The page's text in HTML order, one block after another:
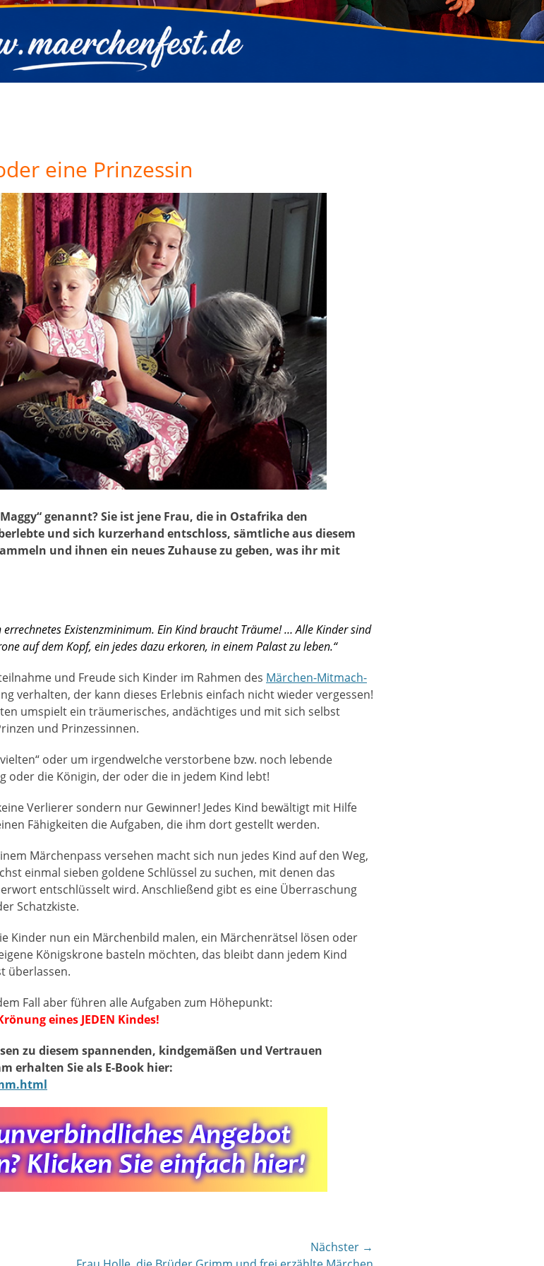
eine Prinzessin
genannt? Sie ist jene Frau, die in Ostafrika den
und sich kurzerhand entschloss, sämtliche aus diesem
und ihnen ein neues Zuhause zu geben, was ihr mit
Existenzminimum. Ein Kind braucht Träume! … Alle Kinder sind
auf dem Kopf, ein jedes dazu erkoren, in einem Palast zu leben.“
und Freude sich Kinder im Rahmen des Märchen-Mitmach-
verhalten, der kann dieses Erlebnis einfach nicht wieder vergessen!
umspielt ein träumerisches, andächtiges und mit sich selbst
und Prinzessinnen.
oder um irgendwelche verstorbene bzw. noch lebende
oder die Königin, der oder die in jedem Kind lebt!
Verlierer sondern nur Gewinner! Jedes Kind bewältigt mit Hilfe
Fähigkeiten die Aufgaben, die ihm dort gestellt werden.
Märchenpass versehen macht sich nun jedes Kind auf den Weg,
einmal sieben goldene Schlüssel zu suchen, mit denen das
entschlüsselt wird. Anschließend gibt es eine Überraschung
Schatzkiste.
Kinder nun ein Märchenbild malen, ein Märchenrätsel lösen oder
Königskrone basteln möchten, das bleibt dann jedem Kind
überlassen.
Fall aber führen alle Aufgaben zum Höhepunkt:
eines JEDEN Kindes!
zu diesem spannenden, kindgemäßen und Vertrauen
erhalten Sie als E-Book hier:
Nächster →